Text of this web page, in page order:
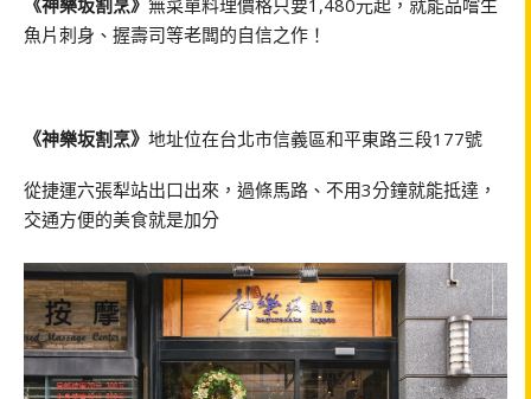
《神樂坂割烹》 無菜單料理價格只要1,480元起，就能品嚐生
魚片刺身、握壽司等老闆的自信之作！
《神樂坂割烹》 地址位在台北市信義區和平東路三段177號
從捷運六張犁站出口出來，過條馬路、不用3分鐘就能抵達，
交通方便的美食就是加分